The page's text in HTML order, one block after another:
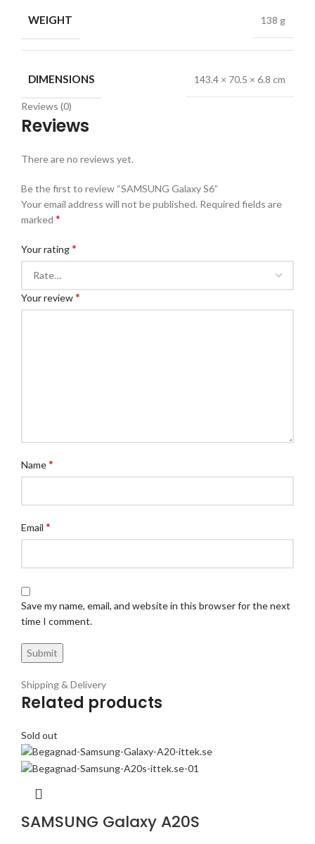
WEIGHT 138 g
DIMENSIONS 143.4 × 70.5 × 6.8 cm
Reviews (0)
Reviews
There are no reviews yet.
Be the first to review “SAMSUNG Galaxy S6”
Your email address will not be published. Required fields are
marked *
Your rating*
Your review*
Name*
Email *
Save my name, email, and website in this browser for the next
time I comment.
Shipping & Delivery
Related products
Sold out
SAMSUNG Galaxy A20S